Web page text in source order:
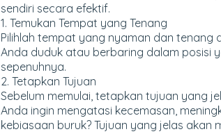
sendiri secara efektif.
1. Temukan Tempat yang Tenang
Pilihlah tempat yang nyaman dan tenang
Anda duduk atau berbaring dalam posisi
sepenuhnya.
2. Tetapkan Tujuan
Sebelum memulai, tetapkan tujuan yang
Anda ingin mengatasi kecemasan,
kebiasaan buruk? Tujuan yang jelas akan